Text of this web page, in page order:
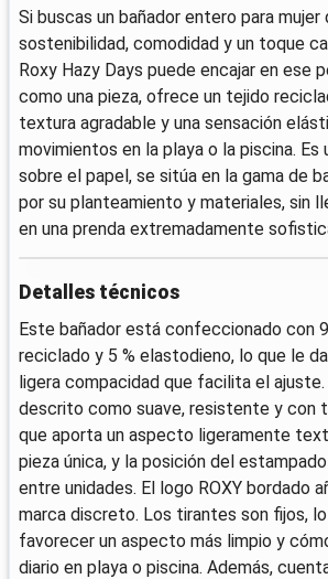
Si buscas un bañador entero para mujer
sostenibilidad, comodidad y un toque
Roxy Hazy Days puede encajar en ese
como una pieza, ofrece un tejido
textura agradable y una sensación
movimientos en la playa o la piscina. Es
sobre el papel, se sitúa en la gama de
por su planteamiento y materiales, sin
en una prenda extremadamente
Detalles técnicos
Este bañador está confeccionado con
reciclado y 5 % elastodieno, lo que le
ligera compacidad que facilita el
descrito como suave, resistente y con
que aporta un aspecto ligeramente
pieza única, y la posición del
entre unidades. El logo ROXY bordado
marca discreto. Los tirantes son fijos,
favorecer un aspecto más limpio y
diario en playa o piscina. Además,